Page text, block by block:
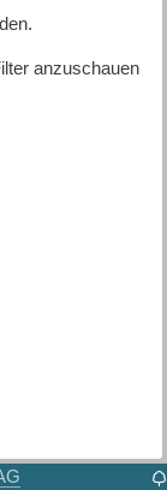
anzuschauen